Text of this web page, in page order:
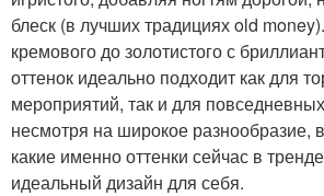
Маникюр на дому
блеск (в лучших традициях old
кремового до золотистого с
оттенок идеально подходит как для
мероприятий, так и для
несмотря на широкое разнообразие,
какие именно оттенки сейчас в
идеальный дизайн для себя.